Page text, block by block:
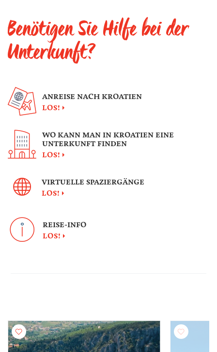
Benötigen Sie Hilfe bei der
Unterkunft?
ANREISE NACH KROATIEN
LOS!
WO KANN MAN IN KROATIEN EINE
UNTERKUNFT FINDEN
LOS!
VIRTUELLE SPAZIERGÄNGE
LOS!
REISE-INFO
LOS!